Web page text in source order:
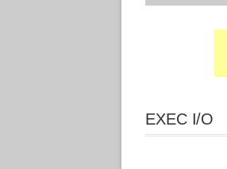
EXEC I/O